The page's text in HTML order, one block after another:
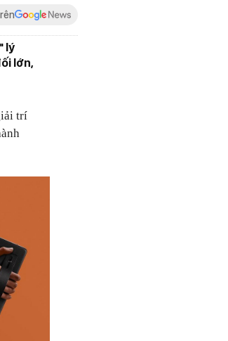
lý
lớn,
trí